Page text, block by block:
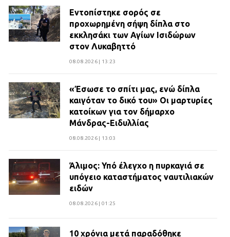
Εντοπίστηκε σορός σε
προχωρημένη σήψη δίπλα στο
εκκλησάκι των Αγίων Ισιδώρων
στον Λυκαβηττό
08.08.2026 | 13:23
«Έσωσε το σπίτι μας, ενώ δίπλα
καιγόταν το δικό του» Οι μαρτυρίες
κατοίκων για τον δήμαρχο
Μάνδρας-Ειδυλλίας
08.08.2026 | 13:03
Άλιμος: Υπό έλεγχο η πυρκαγιά σε
υπόγειο καταστήματος ναυτιλιακών
ειδών
08.08.2026 | 01:25
10 χρόνια μετά παραδόθηκε